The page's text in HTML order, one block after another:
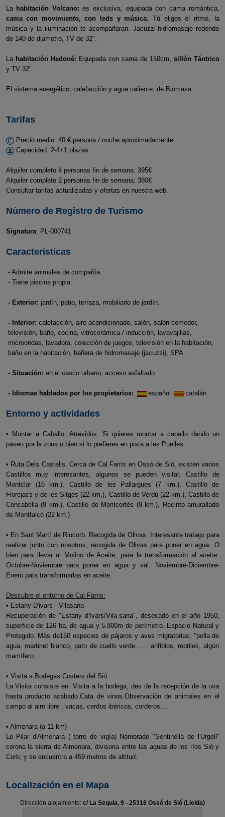
La habitación Volcano: es exclusiva, equipada con cama romántica,
cama con movimiento, con leds y música. Tú eliges el ritmo, la
música y la iluminación te acompañaran. Jacuzzi-hidromasaje redondo
de 140 de diametro, TV de 32".
La habitación Hedoné: Equipada con cama de 150cm, sillón Tántrico
y TV 32".
El sistema energético, calefacción y agua caliente, de Biomasa.
Tarifas
Precio medio: 40 € persona / noche aproximadamente
Capacidad: 2-4+1 plazas
Alquiler completo 4 personas fin de semana: 395€
Alquiler completo 2 personas fin de semana: 380€
Consultar tarifas actualizadas y ofertas en nuestra web.
Número de Registro de Turismo
Signatura: PL-000741
Características
- Admite animales de compañía.
- Tiene piscina propia.
- Exterior: jardín, patio, terraza, mobiliario de jardín.
- Interior: calefacción, aire acondicionado, salón, salón-comedor,
televisión, baño, cocina, vitrocerámica / inducción, lavavajillas,
microondas, lavadora, colección de juegos, televisión en la habitación,
baño en la habitación, bañera de hidromasaje (jacuzzi), SPA.
- Situación: en el casco urbano, acceso asfaltado.
- Idiomas hablados por los propietarios: español catalán
Entorno y actividades
• Montar a Caballo. Atrevidos. Si quieres montar a caballo dando un
paseo por la zona o bien si lo prefieres en pista a les Puelles.
• Ruta Dels Castells. Cerca de Cal Farris en Ossó de Sió, existen varios
Castillos muy interesantes, algunos se pueden visitar. Castillo de
Montclar (16 km.), Castillo de les Pallargues (7 km.), Castillo de
Florejacs y de les Sitges (22 km.), Castillo de Verdú (22 km.), Castillo de
Concabella (9 km.), Castillo de Montcortés (9 km.), Recinto amurallado
de Montfalcó (22 km.)
• En Sant Martí de Riucorb. Recogida de Olivas. Interesante trabajo para
realizar junto con nosotros, recogida de Olivas para poner en agua. O
bien para llevar al Molino de Aceite, para la transformación al aceite.
Octubre-Noviembre para poner en agua y sal. Noviembre-Diciembre-
Enero para transformarlas en aceite.
Descubre el entorno de Cal Farris:
• Estany D'ivars - Vilasana
Recuperación de "Estany d'Ivars/Vila-sana", desecado en el año 1950,
superficie de 126 ha. de agua y 5.800m de perímetro. Espacio Natural y
Protegido. Más de150 especies de pájaros y aves migratorias; "polla de
agua, martinet blanco, pato de cuello verde, ..., anfibios, reptiles, algún
mamífero,
• Visita a Bodegas Costers del Sió
La Visita consiste en: Visita a la bodega, des de la recepción de la uva
hasta producto acabado.Cata de vinos.Observación de animales en el
campo al aire libre , vacas, cerdos ibéricos, corderos,...
• Almenara (a 11 km)
Lo Pilar d'Almenara ( torre de vigía) Nombrado "Sentinella de l'Urgell"
corona la sierra de Almenara, divisoria entre las aguas de los ríos Sió y
Corb, y se encuentra a 459 metros de altitud.
Localización en el Mapa
Dirección alojamiento: c/ La Sequia, 9 - 25318 Ossó de Sió (Lleida)